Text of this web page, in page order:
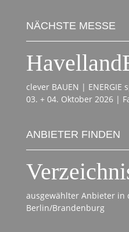
NÄCHSTE MESSE
clever BAUEN |
03. + 04. Oktober 2026 |
ANBIETER FINDEN
ausgewählter Anbieter in
Berlin/Brandenburg